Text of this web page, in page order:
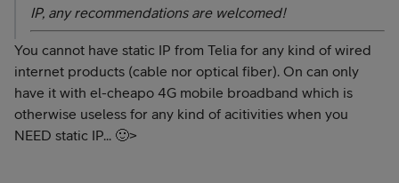
IP, any recommendations are welcomed!
You cannot have static IP from Telia for any kind of wired
internet products (cable nor optical fiber). On can only
have it with el-cheapo 4G mobile broadband which is
otherwise useless for any kind of acitivities when you
NEED static IP... 🙂>